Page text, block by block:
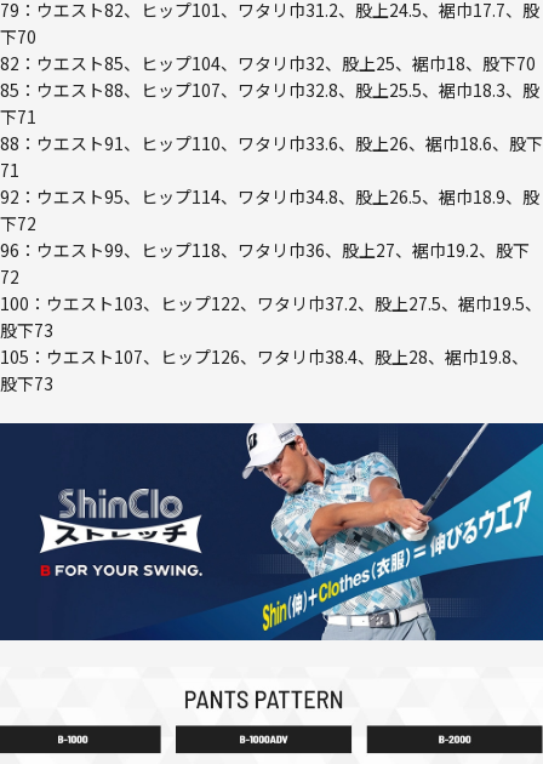
79：ウエスト82、ヒップ101、ワタリ巾31.2、股上24.5、裾巾17.7、股
下70
82：ウエスト85、ヒップ104、ワタリ巾32、股上25、裾巾18、股下70
85：ウエスト88、ヒップ107、ワタリ巾32.8、股上25.5、裾巾18.3、股
下71
88：ウエスト91、ヒップ110、ワタリ巾33.6、股上26、裾巾18.6、股下
71
92：ウエスト95、ヒップ114、ワタリ巾34.8、股上26.5、裾巾18.9、股
下72
96：ウエスト99、ヒップ118、ワタリ巾36、股上27、裾巾19.2、股下
72
100：ウエスト103、ヒップ122、ワタリ巾37.2、股上27.5、裾巾19.5、
股下73
105：ウエスト107、ヒップ126、ワタリ巾38.4、股上28、裾巾19.8、
股下73